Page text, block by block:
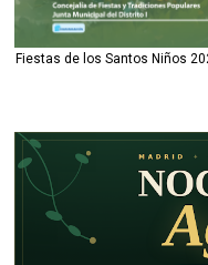
Fiestas de los Santos Niños